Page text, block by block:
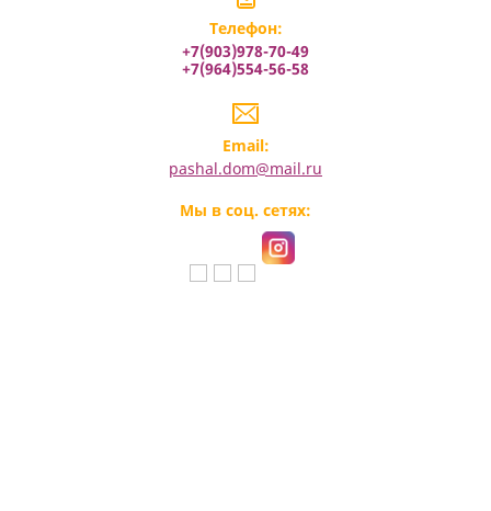
Телефон:
+7(903)978-70-49
+7(964)554-56-58
Email:
pashal.dom@mail.ru
Мы в соц. сетях: